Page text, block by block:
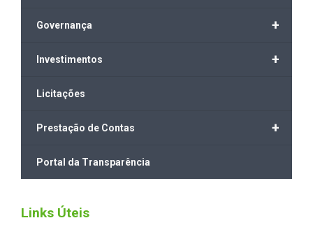
+
Governança
+
Investimentos
Licitações
+
Prestação de Contas
Portal da Transparência
Links Úteis